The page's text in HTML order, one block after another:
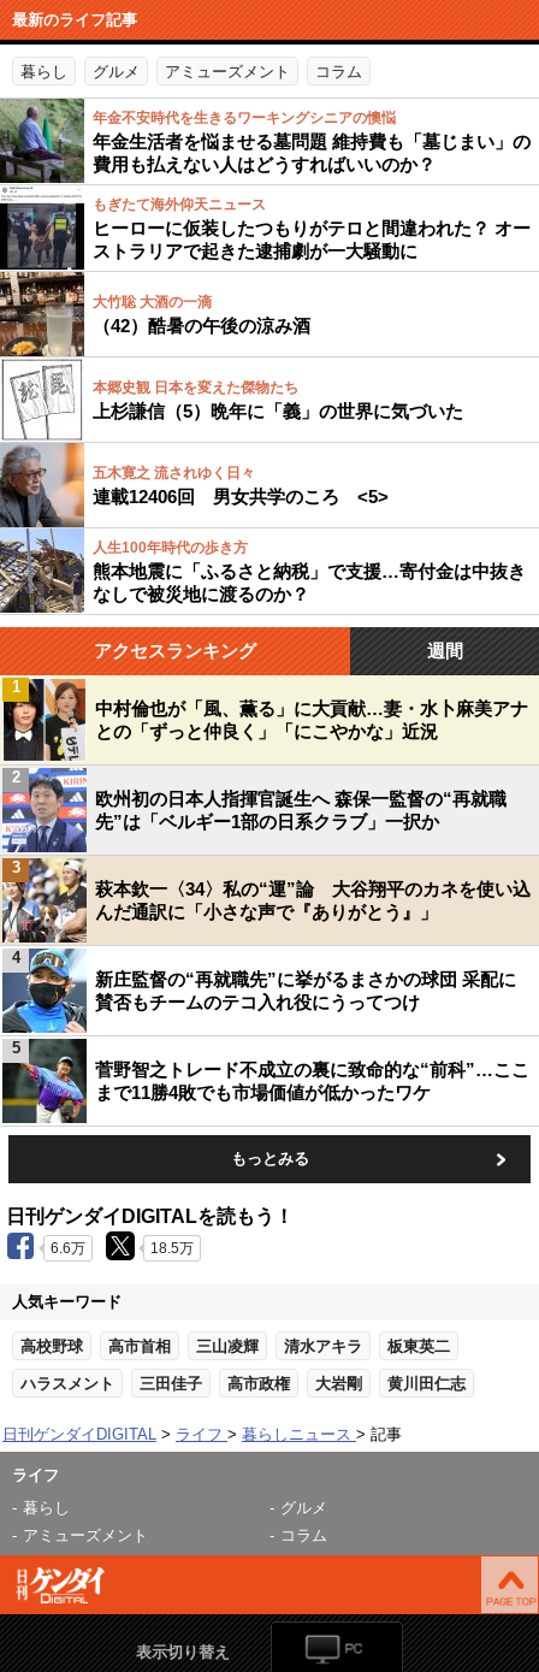
最新のライフ記事
暮らし グルメ アミューズメント コラム
年金不安時代を生きるワーキングシニアの懊悩
年金生活者を悩ませる墓問題 維持費も「墓じまい」の
費用も払えない人はどうすればいいのか？
もぎたて海外仰天ニュース
ヒーローに仮装したつもりがテロと間違われた？ オー
ストラリアで起きた逮捕劇が一大騒動に
大竹聡 大酒の一滴
（42）酷暑の午後の涼み酒
本郷史観 日本を変えた傑物たち
上杉謙信（5）晩年に「義」の世界に気づいた
五木寛之 流されゆく日々
連載12406回 男女共学のころ <5>
人生100年時代の歩き方
熊本地震に「ふるさと納税」で支援…寄付金は中抜き
なしで被災地に渡るのか？
アクセスランキング 週間
中村倫也が「風、薫る」に大貢献…妻・水卜麻美アナ
との「ずっと仲良く」「にこやかな」近況
1
欧州初の日本人指揮官誕生へ 森保一監督の“再就職
先”は「ベルギー1部の日系クラブ」一択か
2
萩本欽一〈34〉私の“運”論 大谷翔平のカネを使い込
んだ通訳に「小さな声で『ありがとう』」
3
新庄監督の“再就職先”に挙がるまさかの球団 采配に
賛否もチームのテコ入れ役にうってつけ
4
菅野智之トレード不成立の裏に致命的な“前科”…ここ
まで11勝4敗でも市場価値が低かったワケ
5
もっとみる
日刊ゲンダイDIGITALを読もう！
6.6万 18.5万
人気キーワード
高校野球 高市首相 三山凌輝 清水アキラ 板東英二
ハラスメント 三田佳子 高市政権 大岩剛 黄川田仁志
日刊ゲンダイDIGITAL ライフ 暮らしニュース 記事
ライフ
暮らし
グルメ
アミューズメント
コラム
表示切り替え